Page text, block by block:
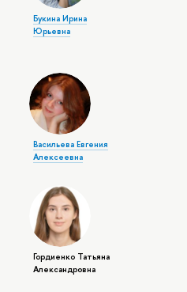
Букина Ирина
Юрьевна
Васильева Евгения
Алексеевна
Гордиенко Татьяна
Александровна